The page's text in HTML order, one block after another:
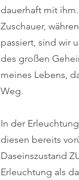
dauerhaft mit
Zuschauer,
passiert, sind wir
des großen
meines Lebens,
Weg.
In der
diesen bereits
Daseinszustand
Erleuchtung als